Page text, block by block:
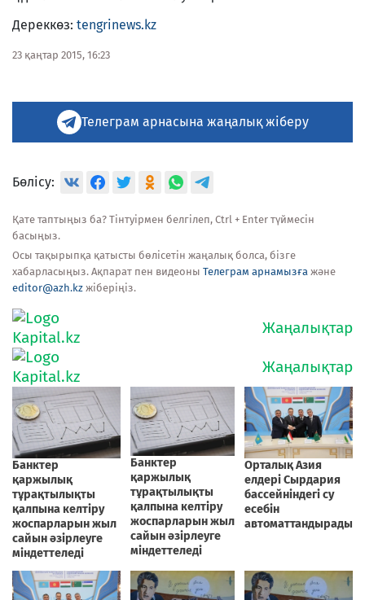
Дереккөз: tengrinews.kz
23 қаңтар 2015, 16:23
Телеграм арнасына жаңалық жіберу
Бөлісу:
Қате таптыңыз ба? Тінтуірмен белгілеп, Ctrl + Enter түймесін
басыңыз.
Осы тақырыпқа қатысты бөлісетін жаңалық болса, бізге
хабарласыңыз. Ақпарат пен видеоны Телеграм арнамызға және
editor@azh.kz жіберіңіз.